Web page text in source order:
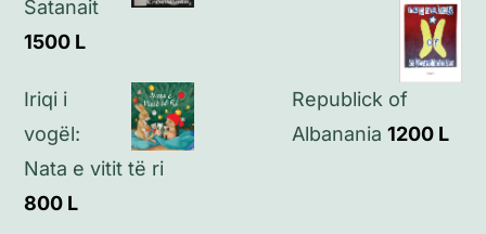
Satanait
1500 L
Iriqi i
vogël:
Nata e vitit të ri
800 L
Republick of
Albanania 1200 L